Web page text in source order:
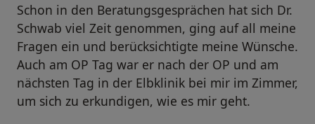
Schon in den Beratungsgesprächen hat sich Dr.
Schwab viel Zeit genommen, ging auf all meine
Fragen ein und berücksichtigte meine Wünsche.
Auch am OP Tag war er nach der OP und am
nächsten Tag in der Elbklinik bei mir im Zimmer,
um sich zu erkundigen, wie es mir geht.